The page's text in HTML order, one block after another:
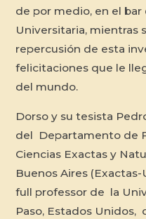
de por medio, en el
Universitaria, mientras
repercusión de esta
felicitaciones que le
del mundo.
Dorso y su tesista
del Departamento de
Ciencias Exactas y
Buenos Aires
full professor de la
Paso, Estados Unidos,